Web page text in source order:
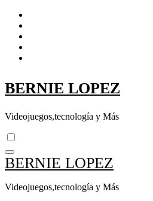
Skip
content
BERNIE LOPEZ
Videojuegos,tecnología y Más
BERNIE LOPEZ
Videojuegos,tecnología y Más